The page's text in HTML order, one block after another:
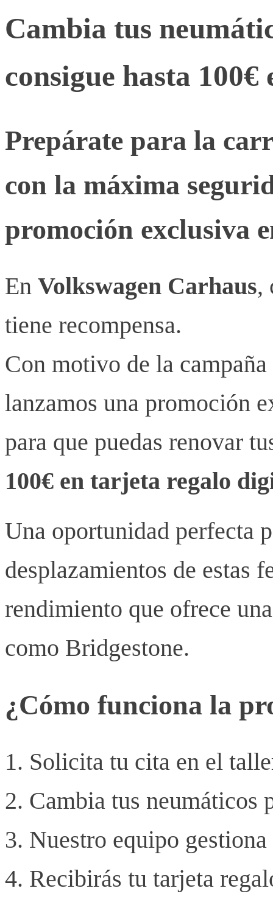
Cambia tus
consigue hasta
Prepárate para la
con la máxima
promoción exclusiva
En Volkswagen Carhaus,
tiene recompensa.
Con motivo de la
lanzamos una promoción
para que puedas renovar
100€ en tarjeta regalo
Una oportunidad perfecta
desplazamientos de estas
rendimiento que ofrece
como Bridgestone.
¿Cómo funciona la
Solicita tu cita en el
Cambia tus neumáticos
Nuestro equipo
Recibirás tu tarjeta